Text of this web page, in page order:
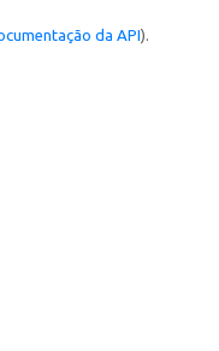
da API).